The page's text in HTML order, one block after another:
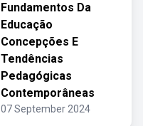
Fundamentos Da
Educação
Concepções E
Tendências
Pedagógicas
Contemporâneas
07 September 2024